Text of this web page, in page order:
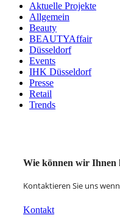
Aktuelle Projekte
Allgemein
Beauty
BEAUTYAffair
Düsseldorf
Events
IHK Düsseldorf
Presse
Retail
Trends
Wie können wir Ihnen
Kontaktieren Sie uns
Kontakt